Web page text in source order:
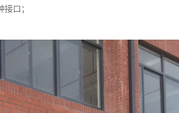
口；